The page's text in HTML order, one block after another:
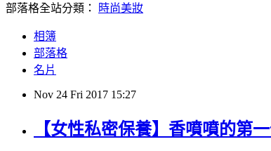
部落格全站分類： 時尚美妝
相簿
部落格
名片
Nov 24 Fri 2017 15:27
【女性私密保養】香噴噴的第